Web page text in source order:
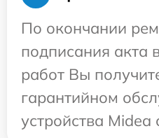
По окончании
подписания акта
работ Вы
гарантийном
устройства Midea